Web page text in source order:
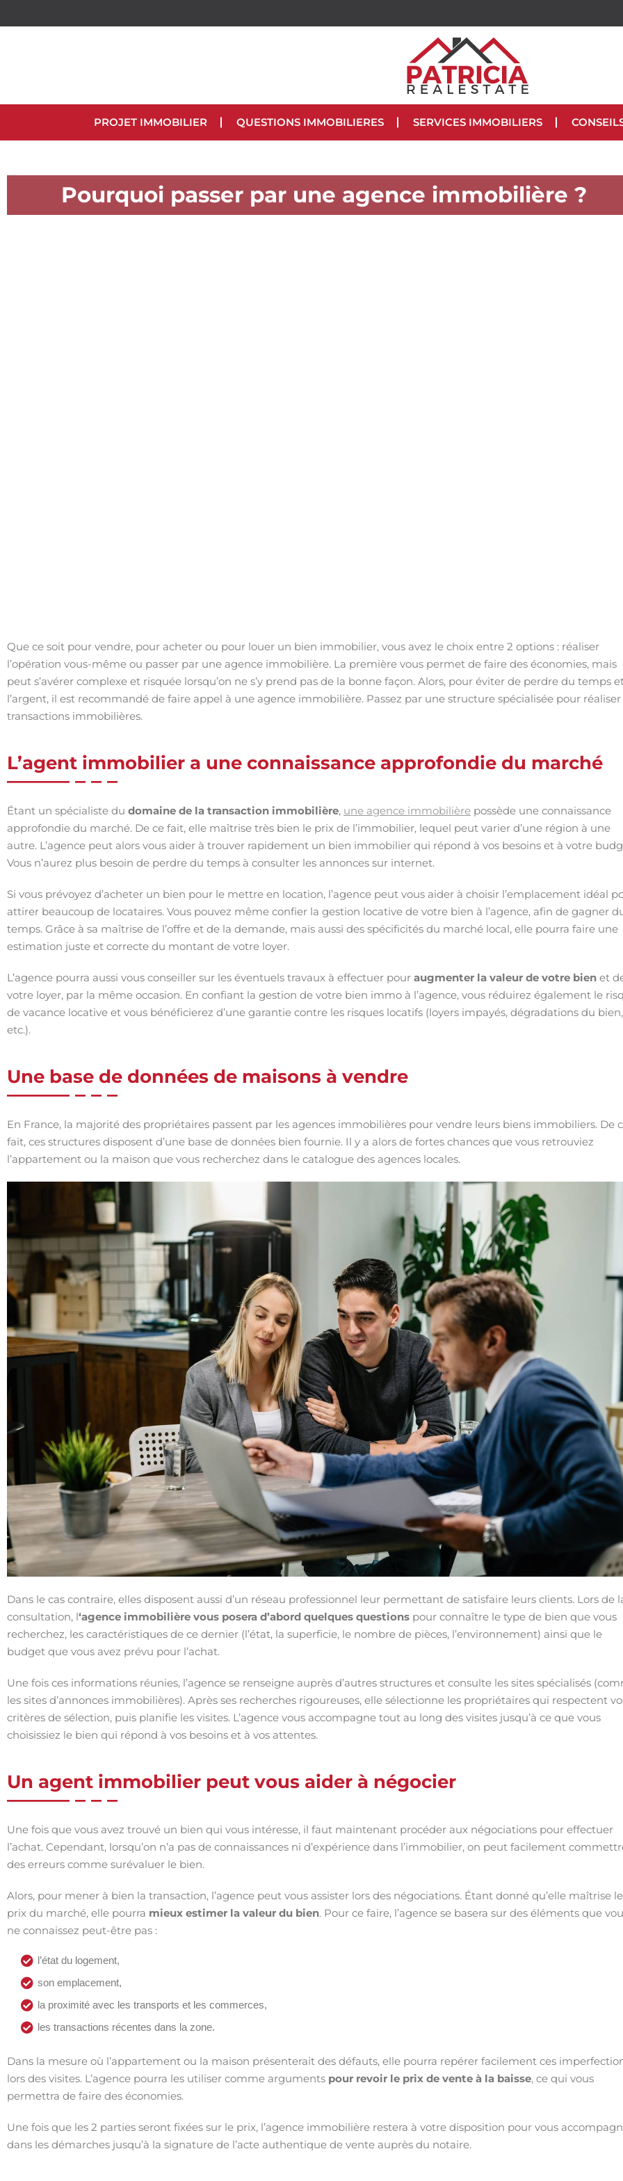
PROJET IMMOBILIER QUESTIONS IMMOBILIERES SERVICES IMMOBILIERS
Pourquoi passer par une agence immobilière ?
Que ce soit pour vendre, pour acheter ou pour louer un bien immobilier, vous avez le choix entre 2 options : réaliser
l’opération vous-même ou passer par une agence immobilière. La première vous permet de faire des économies, mais
peut s’avérer complexe et risquée lorsqu’on ne s’y prend pas de la bonne façon. Alors, pour éviter de perdre du temps
l’argent, il est recommandé de faire appel à une agence immobilière. Passez par une structure spécialisée pour réaliser
transactions immobilières.
L’agent immobilier a une connaissance approfondie du marché
Étant un spécialiste du domaine de la transaction immobilière, une agence immobilière possède une connaissance
approfondie du marché. De ce fait, elle maîtrise très bien le prix de l’immobilier, lequel peut varier d’une région à une
autre. L’agence peut alors vous aider à trouver rapidement un bien immobilier qui répond à vos besoins et à votre
Vous n’aurez plus besoin de perdre du temps à consulter les annonces sur internet.
Si vous prévoyez d’acheter un bien pour le mettre en location, l’agence peut vous aider à choisir l’emplacement idéal
attirer beaucoup de locataires. Vous pouvez même confier la gestion locative de votre bien à l’agence, afin de gagner
temps. Grâce à sa maîtrise de l’offre et de la demande, mais aussi des spécificités du marché local, elle pourra faire une
estimation juste et correcte du montant de votre loyer.
L’agence pourra aussi vous conseiller sur les éventuels travaux à effectuer pour augmenter la valeur de votre bien et
votre loyer, par la même occasion. En confiant la gestion de votre bien immo à l’agence, vous réduirez également le
de vacance locative et vous bénéficierez d’une garantie contre les risques locatifs (loyers impayés, dégradations du bien,
etc.).
Une base de données de maisons à vendre
En France, la majorité des propriétaires passent par les agences immobilières pour vendre leurs biens immobiliers. De
fait, ces structures disposent d’une base de données bien fournie. Il y a alors de fortes chances que vous retrouviez
l’appartement ou la maison que vous recherchez dans le catalogue des agences locales.
Dans le cas contraire, elles disposent aussi d’un réseau professionnel leur permettant de satisfaire leurs clients. Lors de
consultation, l‘agence immobilière vous posera d’abord quelques questions pour connaître le type de bien que vous
recherchez, les caractéristiques de ce dernier (l’état, la superficie, le nombre de pièces, l’environnement) ainsi que le
budget que vous avez prévu pour l’achat.
Une fois ces informations réunies, l’agence se renseigne auprès d’autres structures et consulte les sites spécialisés
les sites d’annonces immobilières). Après ses recherches rigoureuses, elle sélectionne les propriétaires qui respectent
critères de sélection, puis planifie les visites. L’agence vous accompagne tout au long des visites jusqu’à ce que vous
choisissiez le bien qui répond à vos besoins et à vos attentes.
Un agent immobilier peut vous aider à négocier
Une fois que vous avez trouvé un bien qui vous intéresse, il faut maintenant procéder aux négociations pour effectuer
l’achat. Cependant, lorsqu’on n’a pas de connaissances ni d’expérience dans l’immobilier, on peut facilement
des erreurs comme surévaluer le bien.
Alors, pour mener à bien la transaction, l’agence peut vous assister lors des négociations. Étant donné qu’elle maîtrise
prix du marché, elle pourra mieux estimer la valeur du bien. Pour ce faire, l’agence se basera sur des éléments que
ne connaissez peut-être pas :
l’état du logement,
son emplacement,
la proximité avec les transports et les commerces,
les transactions récentes dans la zone.
Dans la mesure où l’appartement ou la maison présenterait des défauts, elle pourra repérer facilement ces
lors des visites. L’agence pourra les utiliser comme arguments pour revoir le prix de vente à la baisse, ce qui vous
permettra de faire des économies.
Une fois que les 2 parties seront fixées sur le prix, l’agence immobilière restera à votre disposition pour vous
dans les démarches jusqu’à la signature de l’acte authentique de vente auprès du notaire.